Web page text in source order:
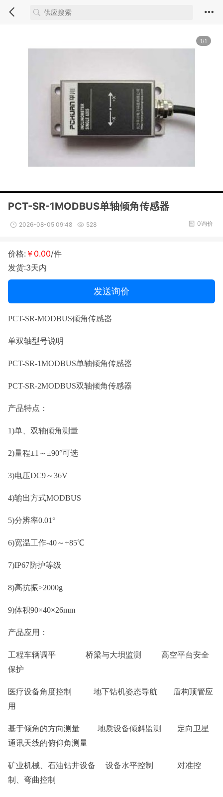
1/1
PCT-SR-1MODBUS单轴倾角传感器
2026-08-05 09:48 528 0询价
价格: ￥0.00/件
发货:3天内
发送询价
PCT-SR-MODBUS倾角传感器
单双轴型号说明
PCT-SR-1MODBUS单轴倾角传感器
PCT-SR-2MODBUS双轴倾角传感器
产品特点：
1)单、双轴倾角测量
2)量程±1～±90°可选
3)电压DC9～36V
4)输出方式MODBUS
5)分辨率0.01°
6)宽温工作-40～+85℃
7)IP67防护等级
8)高抗振>2000g
9)体积90×40×26mm
产品应用：
工程车辆调平 桥梁与大垻监测 高空平台安全
保护
医疗设备角度控制 地下钻机姿态导航 盾构顶管应
用
基于倾角的方向测量 地质设备倾斜监测 定向卫星
通讯天线的俯仰角测量
矿业机械、石油钻井设备 设备水平控制 对准控
制、弯曲控制